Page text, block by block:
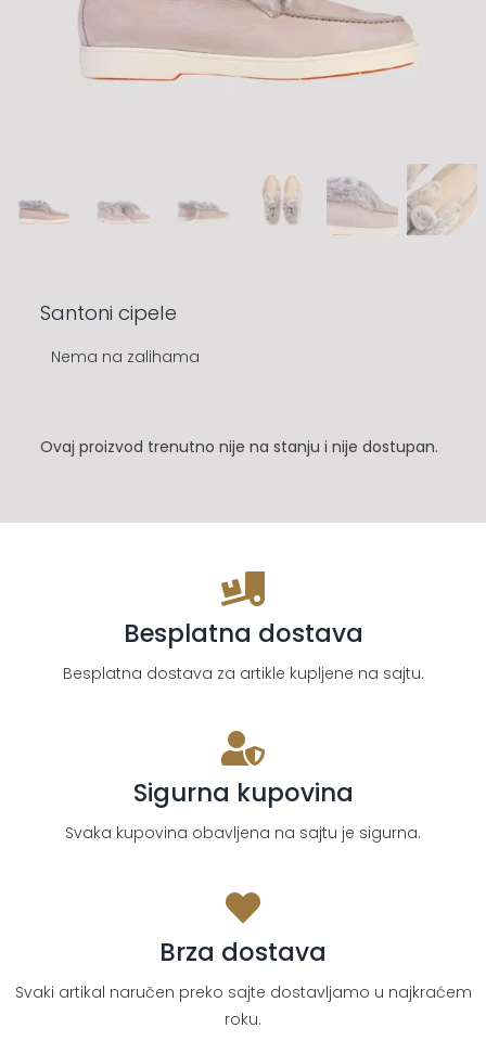
Santoni cipele
Nema na zalihama
Ovaj proizvod trenutno nije na stanju i nije dostupan.
Besplatna dostava
Besplatna dostava za artikle kupljene na sajtu.
Sigurna kupovina
Svaka kupovina obavljena na sajtu je sigurna.
Brza dostava
Svaki artikal naručen preko sajte dostavljamo u najkraćem
roku.